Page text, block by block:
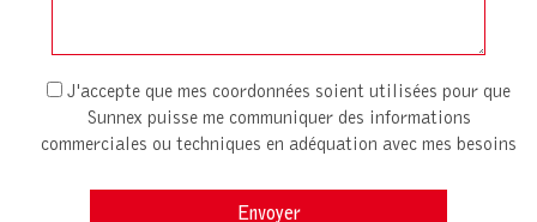
J'accepte que mes coordonnées soient utilisées pour que
Sunnex puisse me communiquer des informations
commerciales ou techniques en adéquation avec mes besoins